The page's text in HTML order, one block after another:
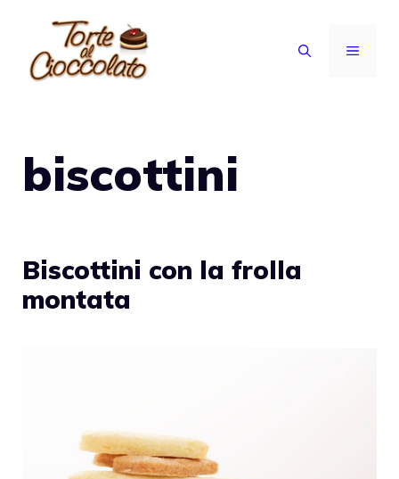
contenuto
MENU
biscottini
Biscottini con la frolla
montata